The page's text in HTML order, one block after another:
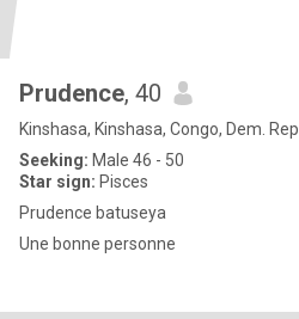
Prudence, 40
Kinshasa, Kinshasa, Congo, Dem. Rep
Seeking: Male 46 - 50
Star sign: Pisces
Prudence batuseya
Une bonne personne